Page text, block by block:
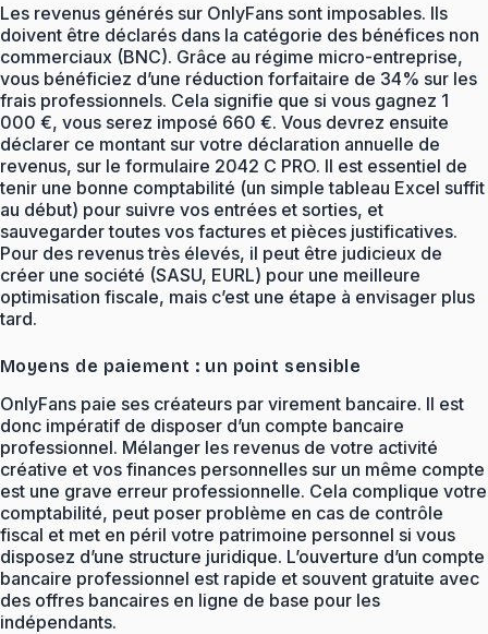
Les revenus générés sur OnlyFans sont imposables. Ils
doivent être déclarés dans la catégorie des bénéfices non
commerciaux (BNC). Grâce au régime micro-entreprise,
vous bénéficiez d’une réduction forfaitaire de 34% sur les
frais professionnels. Cela signifie que si vous gagnez 1
000 €, vous serez imposé 660 €. Vous devrez ensuite
déclarer ce montant sur votre déclaration annuelle de
revenus, sur le formulaire 2042 C PRO. Il est essentiel de
tenir une bonne comptabilité (un simple tableau Excel suffit
au début) pour suivre vos entrées et sorties, et
sauvegarder toutes vos factures et pièces justificatives.
Pour des revenus très élevés, il peut être judicieux de
créer une société (SASU, EURL) pour une meilleure
optimisation fiscale, mais c’est une étape à envisager plus
tard.
Moyens de paiement : un point sensible
OnlyFans paie ses créateurs par virement bancaire. Il est
donc impératif de disposer d’un compte bancaire
professionnel. Mélanger les revenus de votre activité
créative et vos finances personnelles sur un même compte
est une grave erreur professionnelle. Cela complique votre
comptabilité, peut poser problème en cas de contrôle
fiscal et met en péril votre patrimoine personnel si vous
disposez d’une structure juridique. L’ouverture d’un compte
bancaire professionnel est rapide et souvent gratuite avec
des offres bancaires en ligne de base pour les
indépendants.